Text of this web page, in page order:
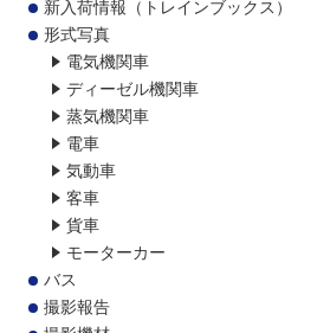
新入荷情報（トレインブックス）
形式写真
電気機関車
ディーゼル機関車
蒸気機関車
電車
気動車
客車
貨車
モーターカー
バス
撮影報告